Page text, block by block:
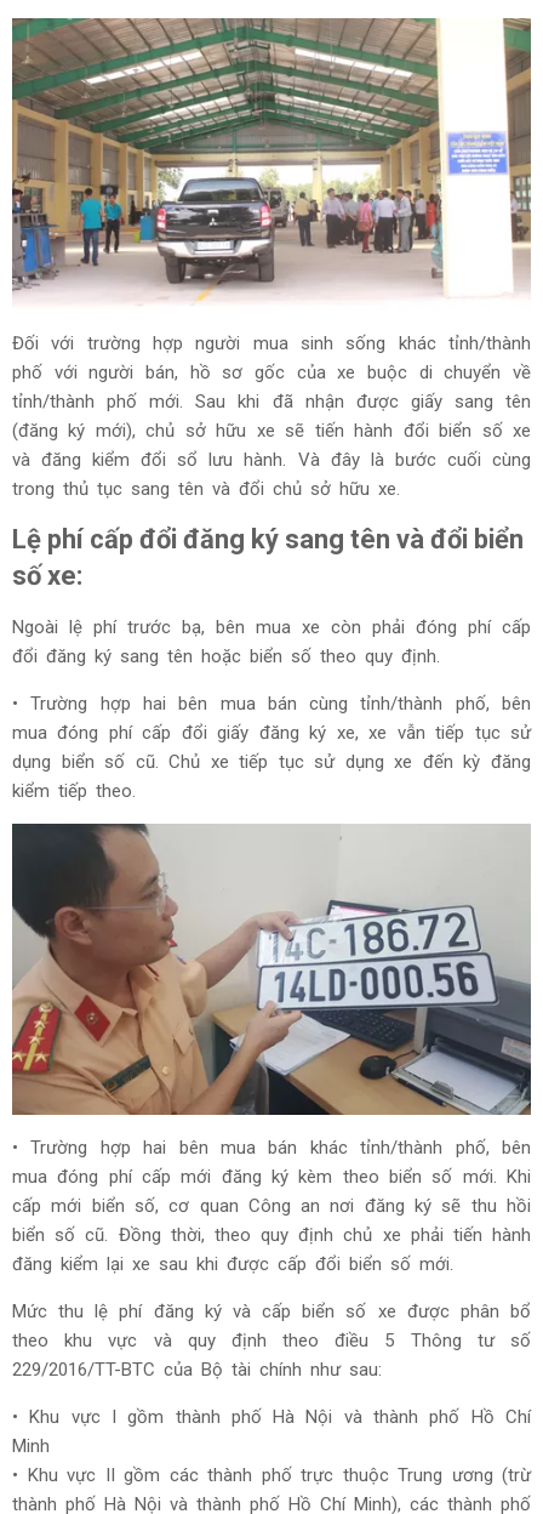
Đối với trường hợp người mua sinh sống khác tỉnh/thành
phố với người bán, hồ sơ gốc của xe buộc di chuyển về
tỉnh/thành phố mới. Sau khi đã nhận được giấy sang tên
(đăng ký mới), chủ sở hữu xe sẽ tiến hành đổi biển số xe
và đăng kiểm đổi sổ lưu hành. Và đây là bước cuối cùng
trong thủ tục sang tên và đổi chủ sở hữu xe.
Lệ phí cấp đổi đăng ký sang tên và đổi biển
số xe:
Ngoài lệ phí trước bạ, bên mua xe còn phải đóng phí cấp
đổi đăng ký sang tên hoặc biển số theo quy định.
• Trường hợp hai bên mua bán cùng tỉnh/thành phố, bên
mua đóng phí cấp đổi giấy đăng ký xe, xe vẫn tiếp tục sử
dụng biển số cũ. Chủ xe tiếp tục sử dụng xe đến kỳ đăng
kiểm tiếp theo.
• Trường hợp hai bên mua bán khác tỉnh/thành phố, bên
mua đóng phí cấp mới đăng ký kèm theo biển số mới. Khi
cấp mới biển số, cơ quan Công an nơi đăng ký sẽ thu hồi
biển số cũ. Đồng thời, theo quy định chủ xe phải tiến hành
đăng kiểm lại xe sau khi được cấp đổi biển số mới.
Mức thu lệ phí đăng ký và cấp biển số xe được phân bổ
theo khu vực và quy định theo điều 5 Thông tư số
229/2016/TT-BTC của Bộ tài chính như sau:
• Khu vực I gồm thành phố Hà Nội và thành phố Hồ Chí
Minh
• Khu vực II gồm các thành phố trực thuộc Trung ương (trừ
thành phố Hà Nội và thành phố Hồ Chí Minh), các thành phố